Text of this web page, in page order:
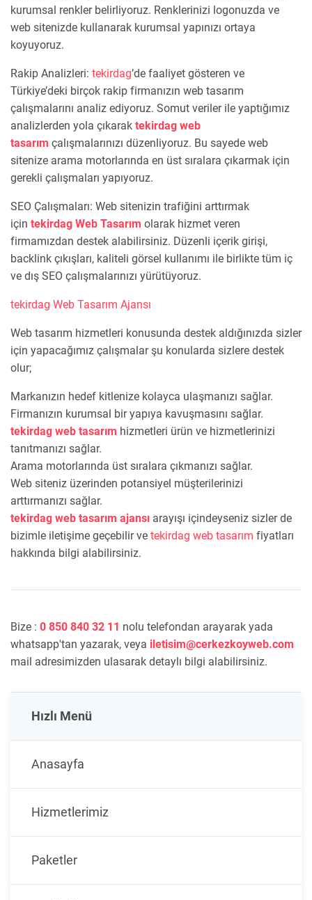
kurumsal renkler belirliyoruz. Renklerinizi logonuzda ve
web sitenizde kullanarak kurumsal yapınızı ortaya
koyuyoruz.
Rakip Analizleri: tekirdag’de faaliyet gösteren ve
Türkiye’deki birçok rakip firmanızın web tasarım
çalışmalarını analiz ediyoruz. Somut veriler ile yaptığımız
analizlerden yola çıkarak tekirdag web
tasarım çalışmalarınızı düzenliyoruz. Bu sayede web
sitenize arama motorlarında en üst sıralara çıkarmak için
gerekli çalışmaları yapıyoruz.
SEO Çalışmaları: Web sitenizin trafiğini arttırmak
için tekirdag Web Tasarım olarak hizmet veren
firmamızdan destek alabilirsiniz. Düzenli içerik girişi,
backlink çıkışları, kaliteli görsel kullanımı ile birlikte tüm iç
ve dış SEO çalışmalarınızı yürütüyoruz.
tekirdag Web Tasarım Ajansı
Web tasarım hizmetleri konusunda destek aldığınızda sizler
için yapacağımız çalışmalar şu konularda sizlere destek
olur;
Markanızın hedef kitlenize kolayca ulaşmanızı sağlar.
Firmanızın kurumsal bir yapıya kavuşmasını sağlar.
tekirdag web tasarım hizmetleri ürün ve hizmetlerinizi
tanıtmanızı sağlar.
Arama motorlarında üst sıralara çıkmanızı sağlar.
Web siteniz üzerinden potansiyel müşterilerinizi
arttırmanızı sağlar.
tekirdag web tasarım ajansı arayışı içindeyseniz sizler de
bizimle iletişime geçebilir ve tekirdag web tasarım fiyatları
hakkında bilgi alabilirsiniz.
Bize : 0 850 840 32 11 nolu telefondan arayarak yada
whatsapp'tan yazarak, veya iletisim@cerkezkoyweb.com
mail adresimizden ulasarak detaylı bilgi alabilirsiniz.
Hızlı Menü
Anasayfa
Hizmetlerimiz
Paketler